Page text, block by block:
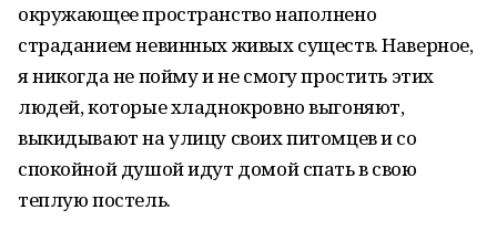
окружающее пространство наполнено
страданием невинных живых существ. Наверное,
я никогда не пойму и не смогу простить этих
людей, которые хладнокровно выгоняют,
выкидывают на улицу своих питомцев и со
спокойной душой идут домой спать в свою
теплую постель.